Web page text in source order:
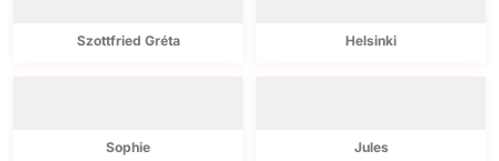
Szottfried Gréta Helsinki
Sophie Jules